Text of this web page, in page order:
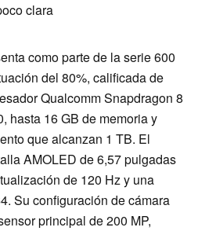
clara
como parte de la serie 600
del 80%, calificada de
Qualcomm Snapdragon 8
hasta 16 GB de memoria y
que alcanzan 1 TB. El
AMOLED de 6,57 pulgadas
de 120 Hz y una
Su configuración de cámara
principal de 200 MP,